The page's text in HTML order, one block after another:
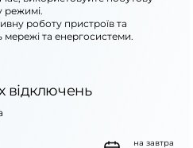
режимі.
роботу пристроїв та
мережі та енергосистеми.
відключень
на завтра